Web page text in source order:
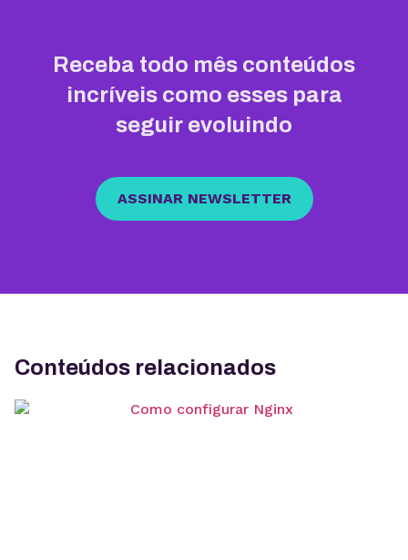
Receba todo mês conteúdos
incríveis como esses para
seguir evoluindo
ASSINAR NEWSLETTER
Conteúdos relacionados